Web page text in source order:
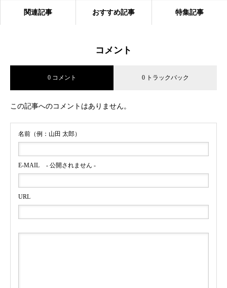
みゃこ、薬剤師ランナーなっちゃんをキャスティング
関連記事 おすすめ記事 特集記事
コメント
0 コメント 0 トラックバック
この記事へのコメントはありません。
名前（例：山田 太郎）
E-MAIL - 公開されません -
URL